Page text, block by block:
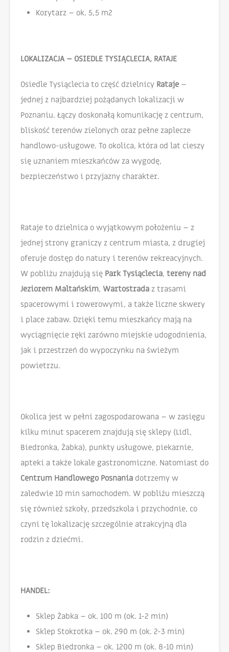
Korytarz – ok. 5,5 m2
LOKALIZACJA – OSIEDLE TYSIĄCLECIA, RATAJE
Osiedle Tysiąclecia to część dzielnicy Rataje –
jednej z najbardziej pożądanych lokalizacji w
Poznaniu. Łączy doskonałą komunikację z centrum,
bliskość terenów zielonych oraz pełne zaplecze
handlowo-usługowe. To okolica, która od lat cieszy
się uznaniem mieszkańców za wygodę,
bezpieczeństwo i przyjazny charakter.
Rataje to dzielnica o wyjątkowym położeniu – z
jednej strony graniczy z centrum miasta, z drugiej
oferuje dostęp do natury i terenów rekreacyjnych.
W pobliżu znajdują się Park Tysiąclecia, tereny nad
Jeziorem Maltańskim, Wartostrada z trasami
spacerowymi i rowerowymi, a także liczne skwery
i place zabaw. Dzięki temu mieszkańcy mają na
wyciągnięcie ręki zarówno miejskie udogodnienia,
jak i przestrzeń do wypoczynku na świeżym
powietrzu.
Okolica jest w pełni zagospodarowana – w zasięgu
kilku minut spacerem znajdują się sklepy (Lidl,
Biedronka, Żabka), punkty usługowe, piekarnie,
apteki a także lokale gastronomiczne. Natomiast do
Centrum Handlowego Posnania dotrzemy w
zaledwie 10 min samochodem. W pobliżu mieszczą
się również szkoły, przedszkola i przychodnie, co
czyni tę lokalizację szczególnie atrakcyjną dla
rodzin z dziećmi.
HANDEL:
Sklep Żabka – ok. 100 m (ok. 1-2 min)
Sklep Stokrotka – ok. 290 m (ok. 2-3 min)
Sklep Biedronka – ok. 1200 m (ok. 8-10 min)